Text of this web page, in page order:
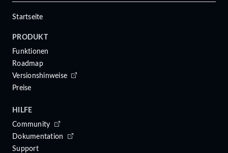
Startseite
PRODUKT
Funktionen
Roadmap
Versionshinweise
Preise
HILFE
Community
Dokumentation
Support